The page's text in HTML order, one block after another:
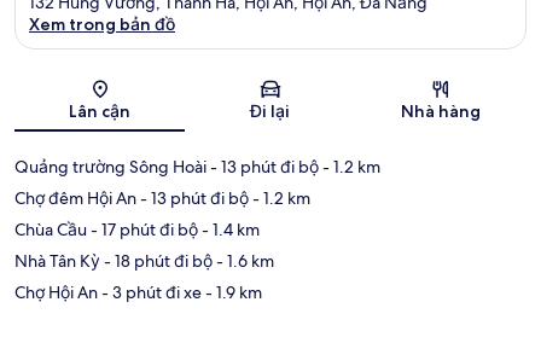
Bản đồ
Xem trong bản đồ
Lân cận Đi lại Nhà hàng
Quảng trường Sông Hoài- 13 phút đi bộ- 1.2 km
Chợ đêm Hội An- 13 phút đi bộ- 1.2 km
Chùa Cầu- 17 phút đi bộ- 1.4 km
Nhà Tân Kỳ- 18 phút đi bộ- 1.6 km
Chợ Hội An- 3 phút đi xe- 1.9 km